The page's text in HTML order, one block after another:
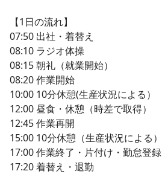
【1日の流れ】
07:50 出社・着替え
08:10 ラジオ体操
08:15 朝礼（就業開始）
08:20 作業開始
10:00 10分休憩(生産状況による）
12:00 昼食・休憩（時差で取得）
12:45 作業再開
15:00 10分休憩（生産状況による）
17:00 作業終了・片付け・勤怠登録
17:20 着替え・退勤